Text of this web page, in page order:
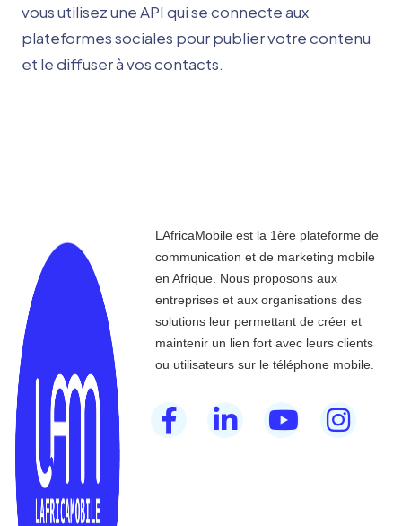
vous utilisez une API qui se connecte aux
plateformes sociales pour publier votre contenu
et le diffuser à vos contacts.
LAfricaMobile est la 1ère plateforme de
communication et de marketing mobile
en Afrique. Nous proposons aux
entreprises et aux organisations des
solutions leur permettant de créer et
maintenir un lien fort avec leurs clients
ou utilisateurs sur le téléphone mobile.